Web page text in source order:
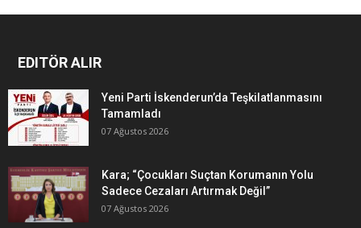
EDITÖR ALIR
Yeni Parti İskenderun’da Teşkilatlanmasını
Tamamladı
07 Ağustos 2026
Kara; “Çocukları Suçtan Korumanın Yolu
Sadece Cezaları Artırmak Değil”
07 Ağustos 2026